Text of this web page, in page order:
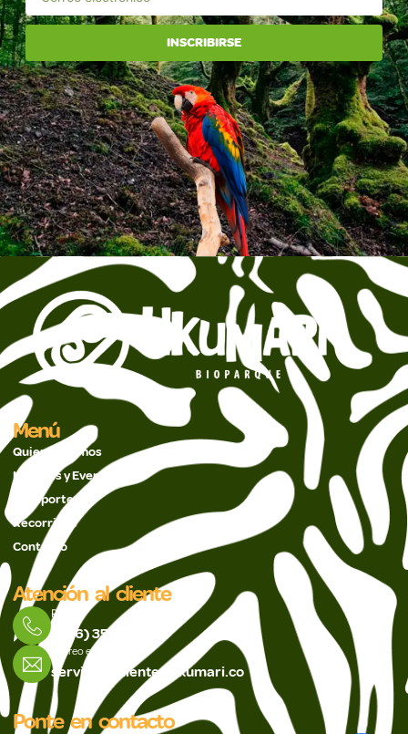
INSCRIBIRSE
Menú
Quienes Somos
Noticias y Eventos
Pasaportes
Recorridos
Contacto
Atención al cliente
PBX
(606) 351 5488
Correo electrónico
servicioalcliente@ukumari.co
Ponte en contacto